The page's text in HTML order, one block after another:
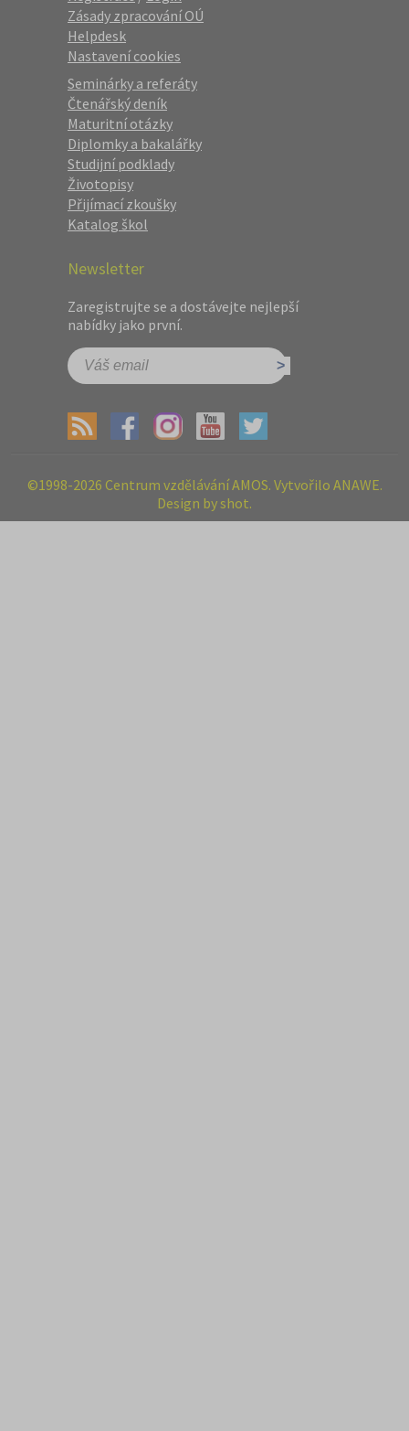
Zásady zpracování OÚ
Helpdesk
Nastavení cookies
Seminárky a referáty
Čtenářský deník
Maturitní otázky
Diplomky a bakalářky
Studijní podklady
Životopisy
Přijímací zkoušky
Katalog škol
Newsletter
Zaregistrujte se a dostávejte nejlepší
nabídky jako první.
©1998-2026 Centrum vzdělávání AMOS. Vytvořilo ANAWE.
Design by shot.